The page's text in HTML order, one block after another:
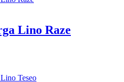
Lino Raze